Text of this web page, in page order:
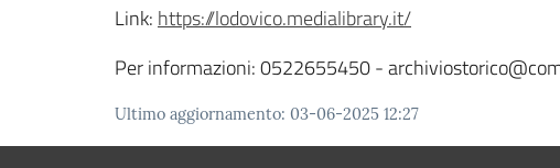
Link: https://lodovico.medialibrary.it/
Per informazioni: 0522655450 -
Ultimo aggiornamento: 03-06-2025 12:27